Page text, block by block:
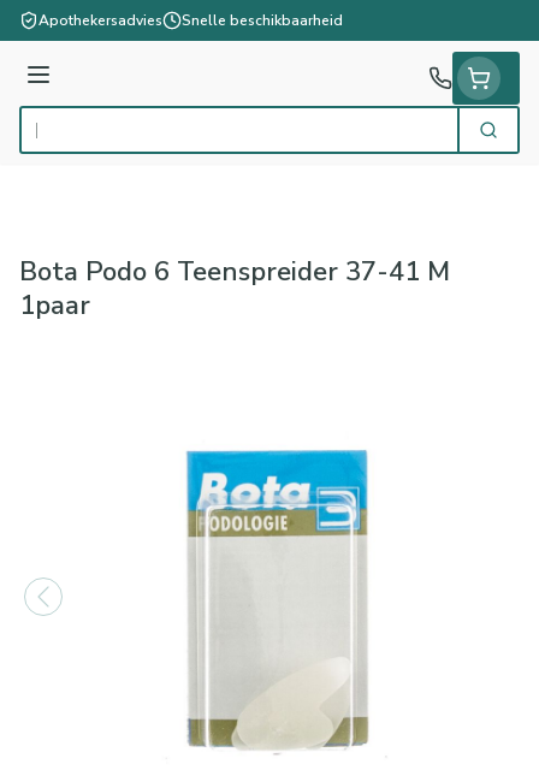
Ga naar de inhoud
Apothekersadvies Snelle beschikbaarheid
Menu
Product, merk, categorie... Zoek
Bota Podo 6 Teenspreider 37-41 M
1paar